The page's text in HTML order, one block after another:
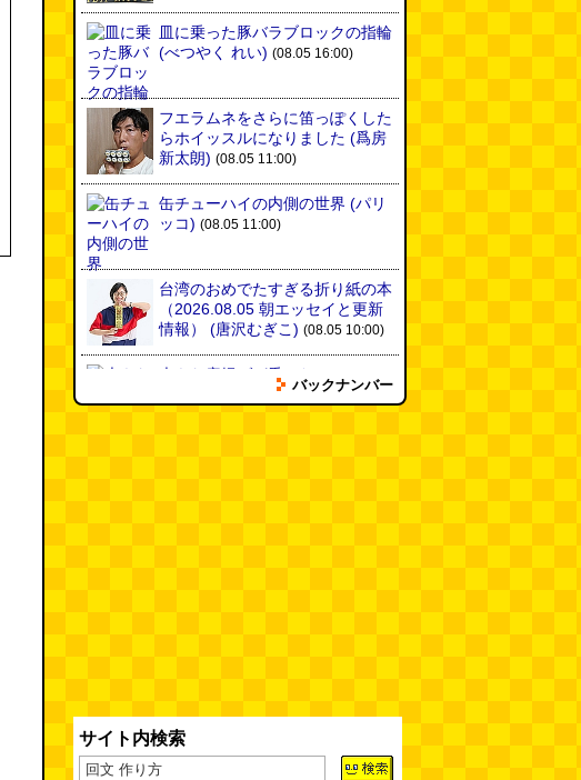
皿に乗った豚バラブロックの指輪
(べつやく れい) (08.05 16:00)
フエラムネをさらに笛っぽくした
らホイッスルになりました (爲房
新太朗) (08.05 11:00)
缶チューハイの内側の世界 (パリ
ッコ) (08.05 11:00)
台湾のおめでたすぎる折り紙の本
（2026.08.05 朝エッセイと更新
情報）
(唐沢むぎこ) (08.05 10:00)
大きな唐揚げが乗ったチャーハン
～チャーハン部活動報告（傑作
【大調査】現代人は普通に生活し
ていると一日に何曲聞くことにな
るのか？
(08.04 11:00)
バックナンバー
サイト内検索